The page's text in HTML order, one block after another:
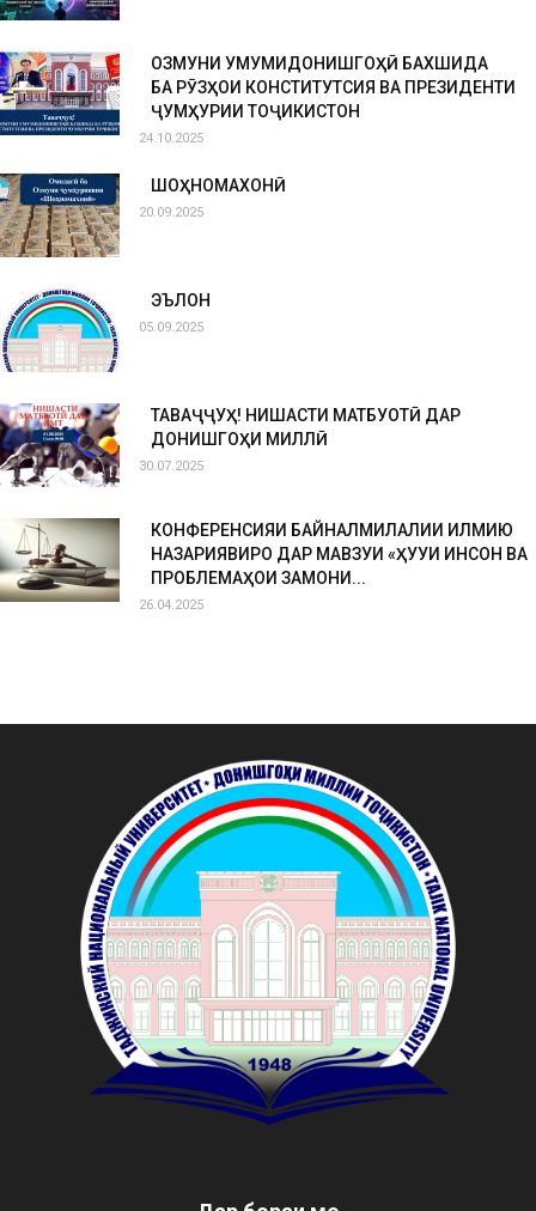
ОЗМУНИ УМУМИДОНИШГОҲӢ БАХШИДА
БА РӮЗҲОИ КОНСТИТУТСИЯ ВА ПРЕЗИДЕНТИ
ҶУМҲУРИИ ТОҶИКИСТОН
24.10.2025
ШОҲНОМАХОНӢ
20.09.2025
ЭЪЛОН
05.09.2025
ТАВАҶҶУҲ! НИШАСТИ МАТБУОТӢ ДАР
ДОНИШГОҲИ МИЛЛӢ
30.07.2025
КОНФЕРЕНСИЯИ БАЙНАЛМИЛАЛИИ ИЛМИЮ
НАЗАРИЯВИРО ДАР МАВЗУИ «ҲУҚУҚИ ИНСОН ВА
ПРОБЛЕМАҲОИ ЗАМОНИ...
26.04.2025